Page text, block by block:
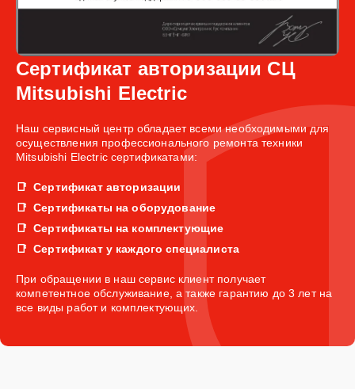
Сертификат авторизации СЦ
Mitsubishi Electric
Наш сервисный центр обладает всеми необходимыми для
осуществления профессионального ремонта техники
Mitsubishi Electric сертификатами:
Сертификат авторизации
Сертификаты на оборудование
Сертификаты на комплектующие
Сертификат у каждого специалиста
При обращении в наш сервис клиент получает
компетентное обслуживание, а также гарантию до 3 лет на
все виды работ и комплектующих.